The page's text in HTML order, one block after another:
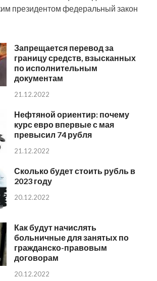
президентом федеральный закон
Запрещается перевод за
границу средств, взысканных
по исполнительным
документам
21.12.2022
Нефтяной ориентир: почему
курс евро впервые с мая
превысил 74 рубля
21.12.2022
Сколько будет стоить рубль в
2023 году
20.12.2022
Как будут начислять
больничные для занятых по
гражданско-правовым
договорам
20.12.2022